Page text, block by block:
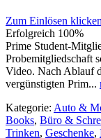
Zum Einlösen klicken
Erfolgreich 100%
Prime Student-
Probemitgliedschaft
Video. Nach Ablauf
vergünstigten Prim...
Kategorie: Auto &
Books, Büro &
Trinken, Geschenke,